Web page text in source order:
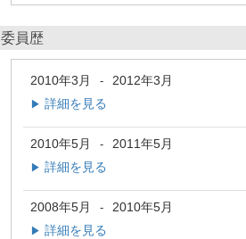
委員歴
2010年3月 - 2012年3月
▶ 詳細を見る
2010年5月 - 2011年5月
▶ 詳細を見る
2008年5月 - 2010年5月
▶ 詳細を見る